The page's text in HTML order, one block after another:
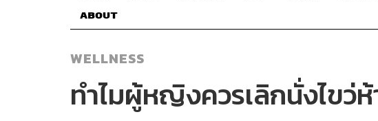
ABOUT
WELLNESS
ทำไมผู้หญิงควรเลิกนั่งไขว่